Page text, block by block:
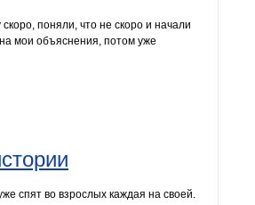
поняли, что не скоро и начали
на мои объяснения, потом уже
спят во взрослых каждая на своей.